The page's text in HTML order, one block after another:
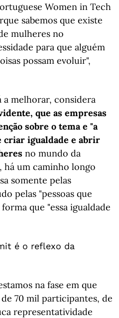
Women in Tech
sabemos que existe
mulheres no
para que alguém
possam evoluir",
a melhorar, considera
que as empresas
sobre o tema e "a
criar igualdade e abrir
no mundo da
há um caminho longo
somente pelas
pelas "pessoas que
que "essa igualdade
é o reflexo da
na fase em que
70 mil participantes, de
representatividade